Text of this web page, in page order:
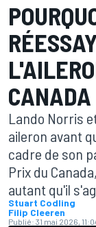
CANADA
Lando Norris
aileron avant
cadre de son
Prix du
autant qu'il
Stuart Codling
Filip Cleeren
Publié: 31 mai 2026,